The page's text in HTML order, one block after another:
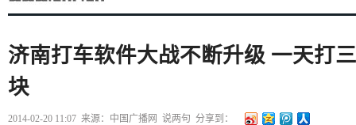
济南打车软件大战不断升级 一天打
块
2014-02-20 11:07 来源：中国广播网 说两句 分享到：